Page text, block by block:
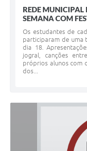
REDE MUNICIPAL
SEMANA COM
Os estudantes de
participaram de uma
dia 18.
jogral, canções
próprios alunos com
dos...